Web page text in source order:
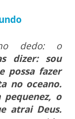
dedo: o
dizer: sou
possa fazer
no oceano.
o
atrai Deus.